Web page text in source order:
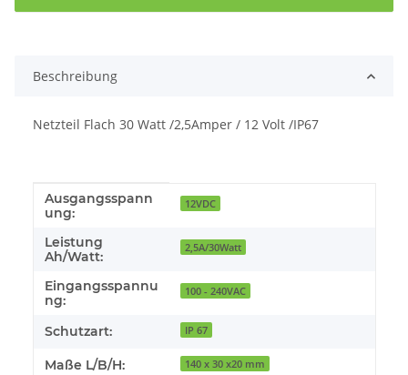
Beschreibung
Netzteil Flach 30 Watt /2,5Amper / 12 Volt /IP67
Produkteigenschaft
Wert
Ausgangsspann
ung:
12VDC
Leistung
Ah/Watt:
2,5A/30Watt
Eingangsspannu
ng:
100 - 240VAC
Schutzart: IP 67
Maße L/B/H: 140 x 30 x20 mm